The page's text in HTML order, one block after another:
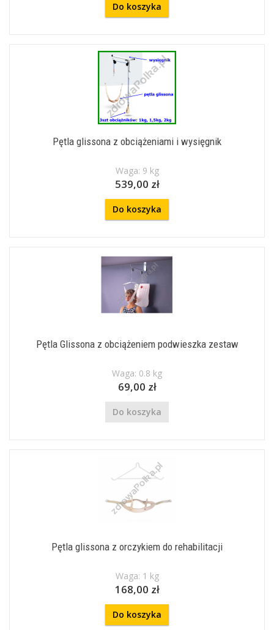
Do koszyka
Pętla glissona z obciążeniami i wysięgnik
Waga: 9 kg
539,00 zł
Do koszyka
Pętla Glissona z obciążeniem podwieszka zestaw
Waga: 0.8 kg
69,00 zł
Do koszyka
Pętla glissona z orczykiem do rehabilitacji
Waga: 1 kg
168,00 zł
Do koszyka